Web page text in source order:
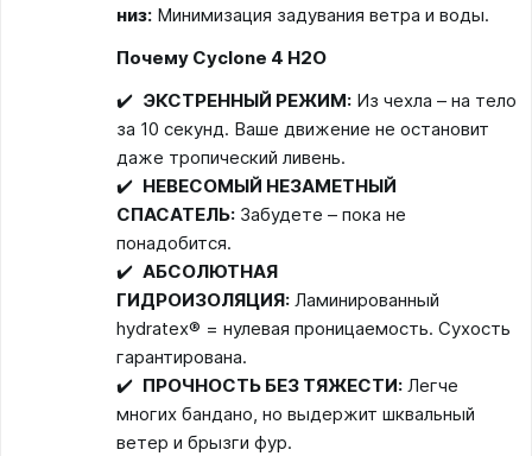
низ: Минимизация задувания ветра и воды.
Почему Cyclone 4 H2O
✔️ ЭКСТРЕННЫЙ РЕЖИМ: Из чехла – на тело
за 10 секунд. Ваше движение не остановит
даже тропический ливень.
✔️ НЕВЕСОМЫЙ НЕЗАМЕТНЫЙ
СПАСАТЕЛЬ: Забудете – пока не
понадобится.
✔️ ️ АБСОЛЮТНАЯ
ГИДРОИЗОЛЯЦИЯ: Ламинированный
hydratex® = нулевая проницаемость. Сухость
гарантирована.
✔️ ПРОЧНОСТЬ БЕЗ ТЯЖЕСТИ: Легче
многих бандано, но выдержит шквальный
ветер и брызги фур.